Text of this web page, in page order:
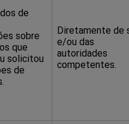
de
sobre
que
solicitou
de
Diretamente de
e/ou das
autoridades
competentes.